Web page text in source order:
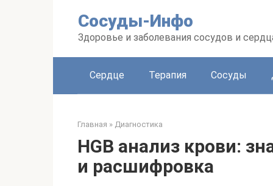
Сосуды-Инфо
Здоровье и заболевания сосудов и
Сердце Терапия Сосуды
Главная » Диагностика
HGB анализ крови:
и расшифровка